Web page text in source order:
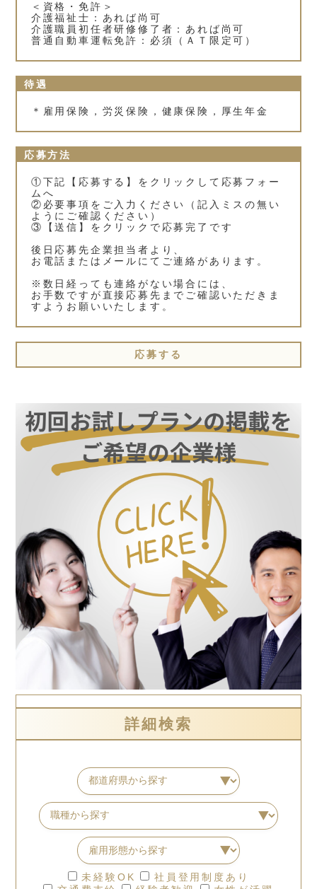
詳細検索
未経験OK
社員登用制度あり
＜資格・免許＞
介護福祉士：あれば尚可
介護職員初任者研修修了者：あれば尚可
普通自動車運転免許：必須（ＡＴ限定可）
待遇
＊雇用保険，労災保険，健康保険，厚生年金
応募方法
①下記【応募する】をクリックして応募フォー
ムへ
②必要事項をご入力ください（記入ミスの無い
ようにご確認ください）
③【送信】をクリックで応募完了です
後日応募先企業担当者より、
お電話またはメールにてご連絡があります。
※数日経っても連絡がない場合には、
お手数ですが直接応募先までご確認いただきま
すようお願いいたします。
応募する